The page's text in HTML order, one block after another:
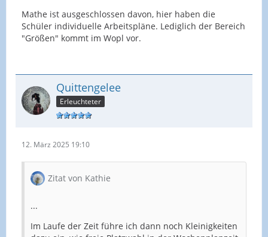
Mathe ist ausgeschlossen davon, hier haben die
Schüler individuelle Arbeitspläne. Lediglich der Bereich
"Größen" kommt im Wopl vor.
Quittengelee
Erleuchteter
12. März 2025 19:10
Zitat von Kathie
...
Im Laufe der Zeit führe ich dann noch Kleinigkeiten